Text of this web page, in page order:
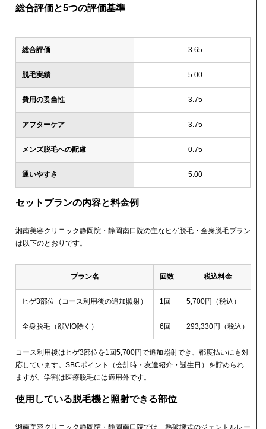
総合評価と5つの評価基準
総合評価 3.65
脱毛実績 5.00
費用の妥当性 3.75
アフターケア 3.75
メンズ脱毛への配慮 0.75
通いやすさ 5.00
セットプランの内容と料金例
湘南美容クリニック静岡院・静岡南口院の主なヒゲ脱毛・全身脱毛プラン
は以下のとおりです。
プラン名 回数 税込料金
ヒゲ3部位（コース利用後の追加照射） 1回 5,700円（税込）
全身脱毛（顔VIO除く） 6回 293,330円（税込）
コース利用後はヒゲ3部位を1回5,700円で追加照射でき、都度払いにも対
応しています。SBCポイント（会計時・友達紹介・誕生日）を貯められ
ますが、学割は医療脱毛には適用外です。
使用している脱毛機と照射できる部位
湘南美容クリニック静岡院・静岡南口院では、熱破壊式のジェントルレー